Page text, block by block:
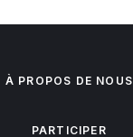
À PROPOS DE NOUS
PARTICIPER